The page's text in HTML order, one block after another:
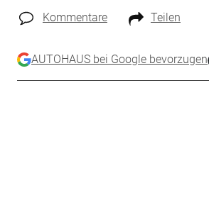
Kommentare Teilen
AUTOHAUS bei Google bevorzugen